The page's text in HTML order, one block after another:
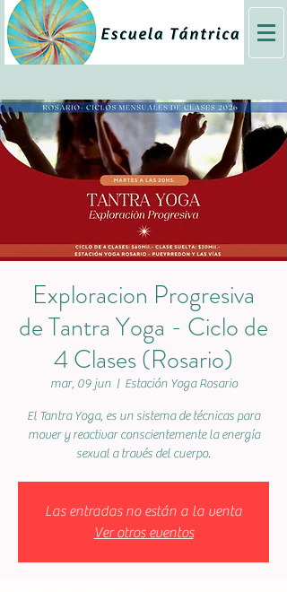
Exploracion Progresiva
de Tantra Yoga - Ciclo de
4 Clases (Rosario)
mar, 09 jun
  |
Estación Yoga Rosario
El Tantra Yoga, es un sistema de técnicas para
mover y reactivar conscientemente la energía
sexual a través del cuerpo.
Las entradas no están a la venta
Ver otros eventos